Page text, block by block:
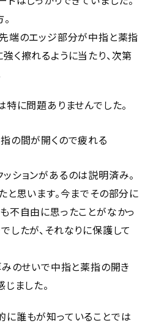
端のエッジ部分が中指と薬指
く擦れるように当たり、次第
特に問題ありませんでした。
の間が開くので疲れる
ションがあるのは説明済み。
と思います。今までその部分に
不自由に思ったことがなかっ
したが、それなりに保護して
みのせいで中指と薬指の開き
ました。
誰もが知っていることでは